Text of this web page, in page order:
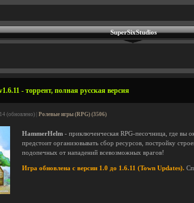
SuperSixStudios
- торрент, полная русская версия
(обновлено) | Ролевые игры (RPG) (3506)
HammerHelm - приключенческая RPG-песочница, где вы
предстоит организовывать сбор ресурсов, постройку
подопечных от нападений всевозможных врагов!
Игра обновлена с версии 1.0 до 1.6.11 (Town Updates).